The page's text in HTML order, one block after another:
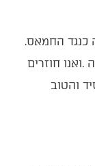
בטיימינג‭ ‬לא‭ ‬מקרי‭ ‬נפתחה‭ ‬כעת‭ ‬המערכה‭ ‬כנגד‭ ‬החמאס‭.
‬הפסקת‭ ‬האש‭ ‬הדמיונית‭ ‬והמנופחת‭ ‬קרסה‭. ‬ואנו‭ ‬חוזרים‭
‬לאמת‭ ‬הממוצה‭ ‬של‭ ‬החיים‭ ‬‮–‬‭ ‬שהרע‭ ‬מפסיד‭ ‬והטוב‭